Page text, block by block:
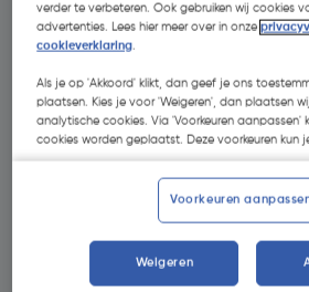
€ 42,83| Excl. btw € 35,40
Kies productvariant(41)
verder te verbeteren. Ook gebruiken wij cookies
advertenties. Lees hier meer over in onze
cookieverklaring.
Als je op 'Akkoord' klikt, dan geef je ons
plaatsen. Kies je voor 'Weigeren', dan plaatsen
analytische cookies. Via 'Voorkeuren aanpassen'
cookies worden geplaatst. Deze voorkeuren kun
Voorkeuren
Weigeren